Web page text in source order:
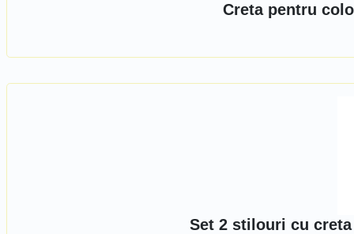
Creta pentru
Set 2 stilouri cu creta